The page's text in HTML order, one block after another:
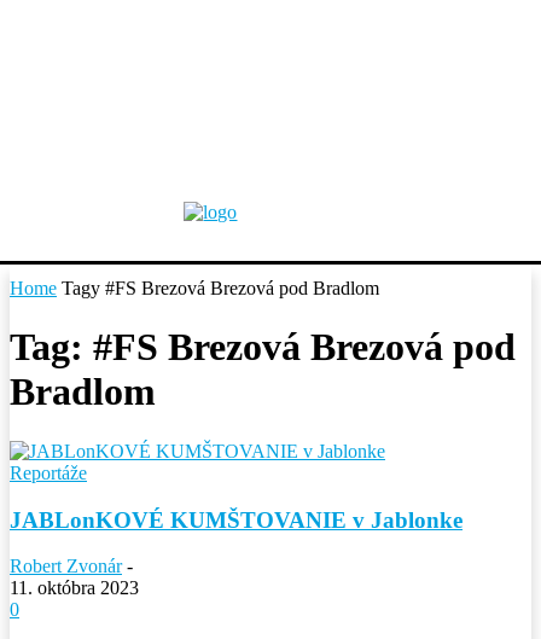
Home Tagy #FS Brezová Brezová pod Bradlom
Tag: #FS Brezová Brezová pod
Bradlom
Reportáže
JABLonKOVÉ KUMŠTOVANIE v Jablonke
Robert Zvonár -
11. októbra 2023
0